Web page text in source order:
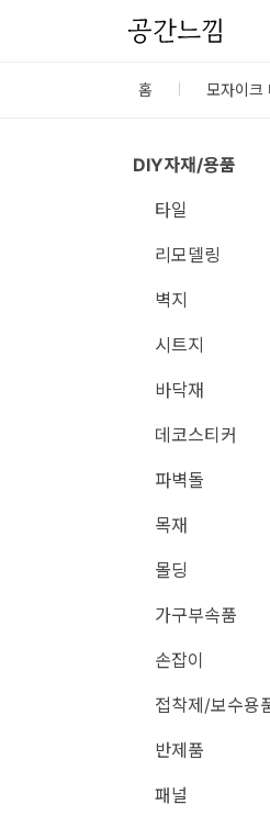
홈 모자이크
DIY자재/용품
타일
리모델링
벽지
시트지
바닥재
데코스티커
파벽돌
목재
몰딩
가구부속품
손잡이
접착제/보수용
반제품
패널